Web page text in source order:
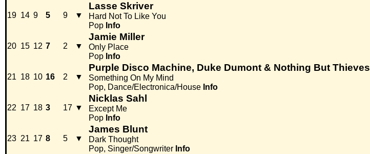
19 14 9 5 9 ▼
Lasse Skriver
Hard Not To Like You
Pop Info
20 15 12 7 2 ▼
Jamie Miller
Only Place
Pop Info
21 18 10 16 2 ▼
Purple Disco Machine, Duke Dumont & Nothing But Thieves
Something On My Mind
Pop, Dance/Electronica/House Info
22 17 18 3 17 ▼
Nicklas Sahl
Except Me
Pop Info
23 21 17 8 5 ▼
James Blunt
Dark Thought
Pop, Singer/Songwriter Info